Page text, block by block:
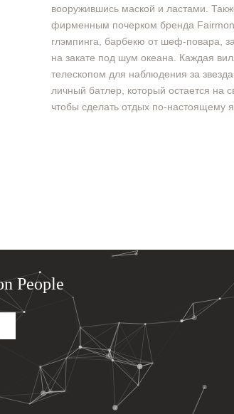
вооружившись маской и ластами.
фирменным почерком бренда
глэмпинга, барбекю от шеф-повара,
на закате под шум океана. Каждая
телескопом для наблюдения за
личный батлер, который остается на
чтобы сделать отдых по-настоящему
People